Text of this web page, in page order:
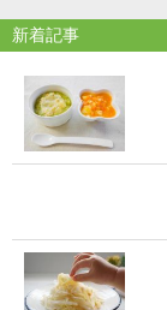
新着記事